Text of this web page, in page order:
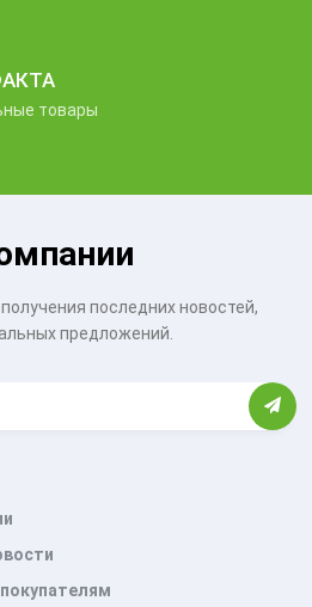
товары
последних новостей,
предложений.